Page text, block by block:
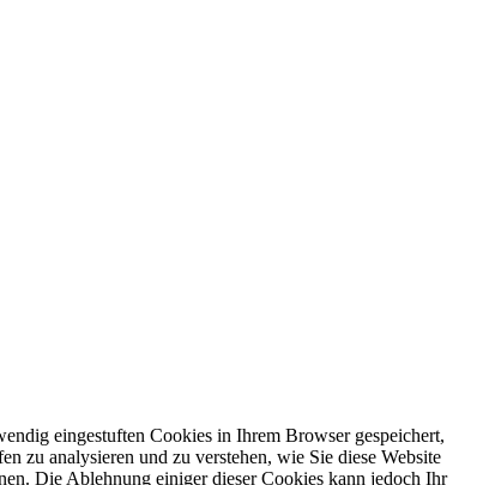
eingestuften Cookies in Ihrem Browser gespeichert,
zu analysieren und zu verstehen, wie Sie diese Website
Die Ablehnung einiger dieser Cookies kann jedoch Ihr